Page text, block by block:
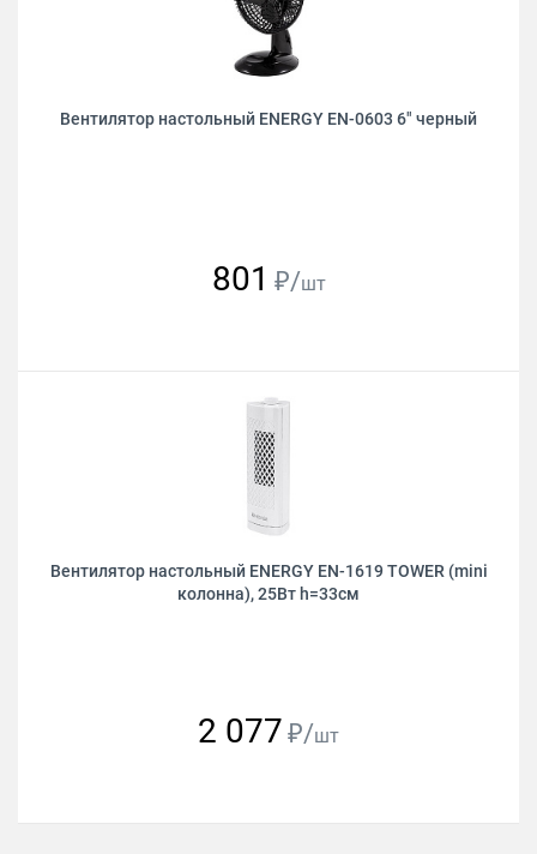
Вентилятор настольный ENERGY EN-0603 6" черный
801 ₽/шт
Вентилятор настольный ENERGY EN-1619 TOWER (mini
колонна), 25Вт h=33см
2 077 ₽/шт